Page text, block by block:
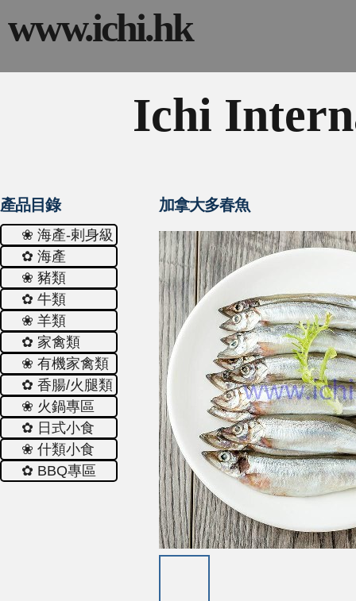
www.ichi.hk
Ichi
產品目錄
❀ 海產-剌身級
✿ 海產
❀ 豬類
✿ 牛類
❀ 羊類
✿ 家禽類
❀ 有機家禽類
✿ 香腸/火腿類
❀ 火鍋專區
✿ 日式小食
❀ 什類小食
✿ ΒΒQ專區
加拿大多春魚